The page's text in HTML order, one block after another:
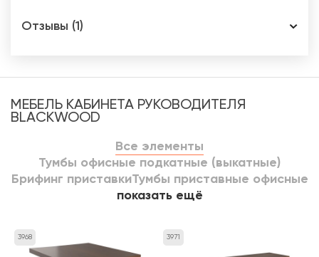
Отзывы (1)
МЕБЕЛЬ КАБИНЕТА РУКОВОДИТЕЛЯ
BLACKWOOD
Все элементы
Тумбы офисные подкатные (выкатные)
Брифинг приставкиТумбы приставные офисные
показать ещё
3968 3971